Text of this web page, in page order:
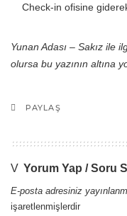
Check-in ofisine
Yunan Adası – Sakız ile
olursa bu yazının altına
PAYLAŞ
Yorum Yap / Soru
E-posta adresiniz
işaretlenmişlerdir